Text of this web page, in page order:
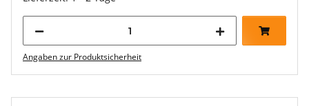
Angaben zur Produktsicherheit